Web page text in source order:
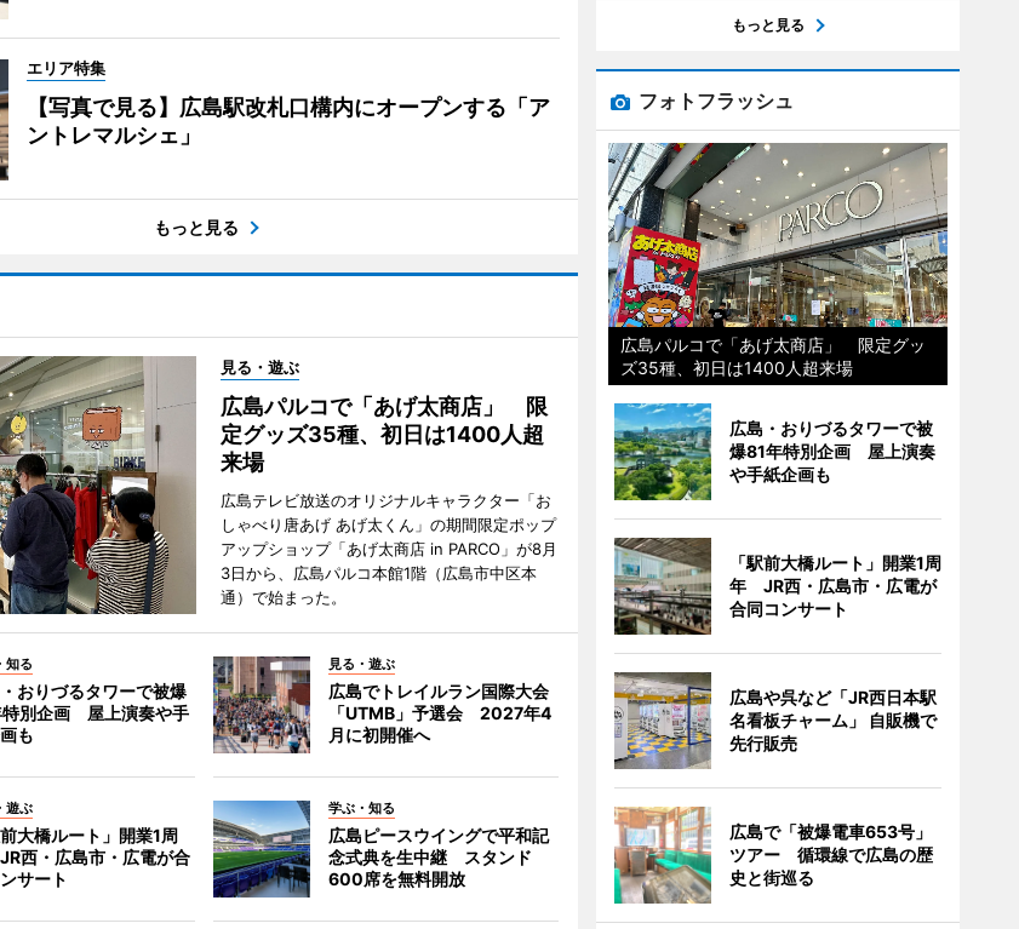
エリア特集
【写真で見る】広島駅改札口構内にオープンする「ア
ントレマルシェ」
もっと見る
見る・遊ぶ
広島パルコで「あげ太商店」 限
定グッズ35種、初日は1400人超
来場
広島テレビ放送のオリジナルキャラクター「お
しゃべり唐あげ あげ太くん」の期間限定ポップ
アップショップ「あげ太商店 in PARCO」が8月
3日から、広島パルコ本館1階（広島市中区本
通）で始まった。
知る
おりづるタワーで被爆
特別企画 屋上演奏や手
も
見る・遊ぶ
広島でトレイルラン国際大会
「UTMB」予選会 2027年4
月に初開催へ
遊ぶ
前大橋ルート」開業1周
西・広島市・広電が合
サート
学ぶ・知る
広島ピースウイングで平和記
念式典を生中継 スタンド
600席を無料開放
もっと見る
フォトフラッシュ
広島パルコで「あげ太商店」 限定グッ
ズ35種、初日は1400人超来場
広島・おりづるタワーで被
爆81年特別企画 屋上演奏
や手紙企画も
「駅前大橋ルート」開業1周
年 JR西・広島市・広電が
合同コンサート
広島や呉など「JR西日本駅
名看板チャーム」 自販機で
先行販売
広島で「被爆電車653号」
ツアー 循環線で広島の歴
史と街巡る